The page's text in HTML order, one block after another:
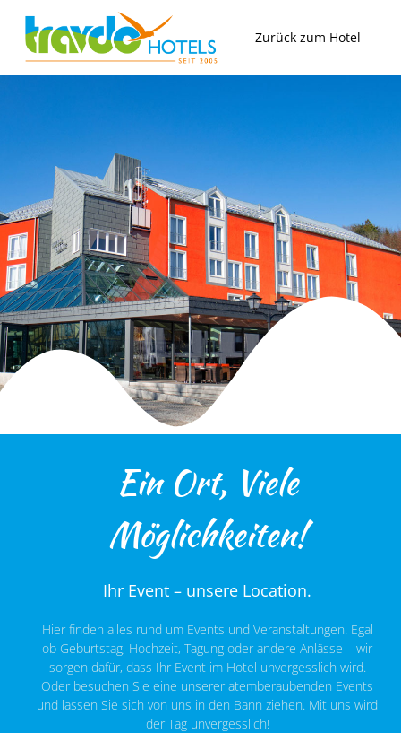
springen
Zurück zum Hotel
Ein Ort, Viele
Möglichkeiten!
Ihr Event – unsere Location.
Hier finden alles rund um Events und Veranstaltungen. Egal
ob Geburtstag, Hochzeit, Tagung oder andere Anlässe – wir
sorgen dafür, dass Ihr Event im Hotel unvergesslich wird.
Oder besuchen Sie eine unserer atemberaubenden Events
und lassen Sie sich von uns in den Bann ziehen. Mit uns wird
der Tag unvergesslich!